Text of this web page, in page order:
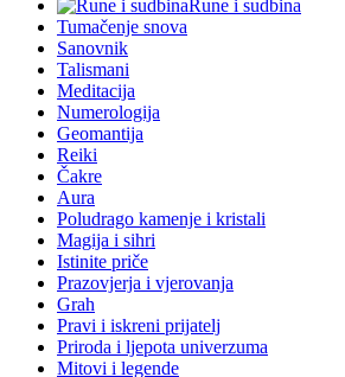
Rune i sudbina
Tumačenje snova
Sanovnik
Talismani
Meditacija
Numerologija
Geomantija
Reiki
Čakre
Aura
Poludrago kamenje i kristali
Magija i sihri
Istinite priče
Prazovjerja i vjerovanja
Grah
Pravi i iskreni prijatelj
Priroda i ljepota univerzuma
Mitovi i legende